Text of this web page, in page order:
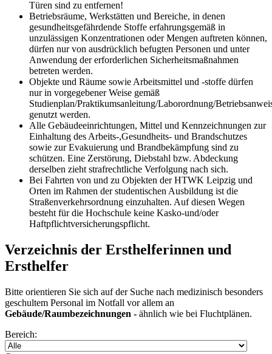
Türen sind zu entfernen!
Betriebsräume, Werkstätten und Bereiche, in denen
gesundheitsgefährdende Stoffe erfahrungsgemäß in
unzulässigen Konzentrationen oder Mengen auftreten können,
dürfen nur von ausdrücklich befugten Personen und unter
Anwendung der erforderlichen Sicherheitsmaßnahmen
betreten werden.
Objekte und Räume sowie Arbeitsmittel und -stoffe dürfen
nur in vorgegebener Weise gemäß
Studienplan/Praktikumsanleitung/Laborordnung/
genutzt werden.
Alle Gebäudeeinrichtungen, Mittel und Kennzeichnungen zur
Einhaltung des Arbeits-,Gesundheits- und Brandschutzes
sowie zur Evakuierung und Brandbekämpfung sind zu
schützen. Eine Zerstörung, Diebstahl bzw. Abdeckung
derselben zieht strafrechtliche Verfolgung nach sich.
Bei Fahrten von und zu Objekten der HTWK Leipzig und
Orten im Rahmen der studentischen Ausbildung ist die
Straßenverkehrsordnung einzuhalten. Auf diesen Wegen
besteht für die Hochschule keine Kasko-und/oder
Haftpflichtversicherungspflicht.
Verzeichnis der Ersthelferinnen und
Ersthelfer
Bitte orientieren Sie sich auf der Suche nach medizinisch besonders
geschultem Personal im Notfall vor allem an
Gebäude/Raumbezeichnungen - ähnlich wie bei Fluchtplänen.
Bereich: